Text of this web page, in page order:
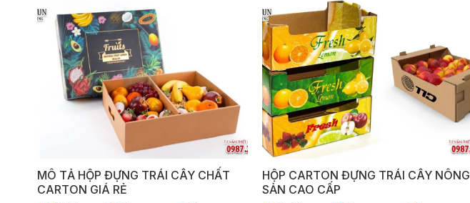
MÔ TẢ HỘP ĐỰNG TRÁI CÂY CHẤT
CARTON GIÁ RẺ
HỘP CARTON ĐỰNG TRÁI CÂY NÔNG
SẢN CAO CẤP